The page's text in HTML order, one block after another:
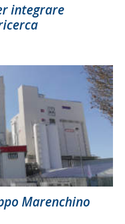
integrare
Marenchino